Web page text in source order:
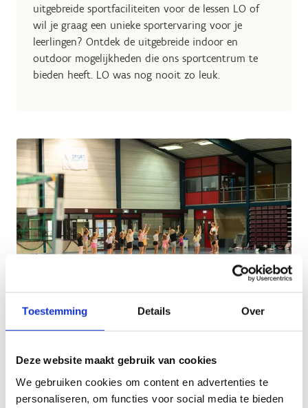
Toestemming Details Over
Deze website maakt gebruik van cookies
We gebruiken cookies om content en advertenties te
personaliseren, om functies voor social media te bieden
uitgebreide sportfaciliteiten voor de lessen LO of
wil je graag een unieke sportervaring voor je
leerlingen? Ontdek de uitgebreide indoor en
outdoor mogelijkheden die ons sportcentrum te
bieden heeft. LO was nog nooit zo leuk.
Reserveren is eenvoudig - klik op de knop
hieronder en vermeld in je e-mail: